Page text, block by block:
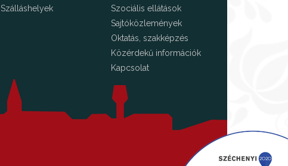
Szálláshelyek
Szociális ellátások
Sajtóközlemények
Oktatás, szakképzés
Közérdekű információk
Kapcsolat